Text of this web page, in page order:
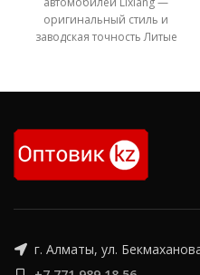
оригинальный стиль и
заводская точность Литые
г. Алматы, ул.